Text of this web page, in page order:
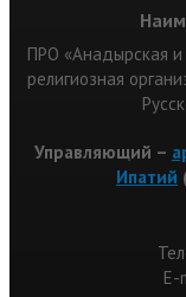
ПРО «Анадырская и
религиозная
Управляющий –
Ипатий
Е-